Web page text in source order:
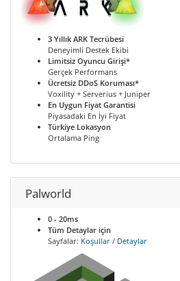
3 Yıllık ARK Tecrübesi
Deneyimli Destek Ekibi
Limitsiz Oyuncu Girişi*
Gerçek Performans
Ücretsiz DDoS Koruması*
Voxility + Serverius + Juniper
En Uygun Fiyat Garantisi
Piyasadaki En İyi Fiyat
Türkiye Lokasyon
Ortalama Ping
Palworld
0 - 20ms
Tüm Detaylar için
Sayfalar: Koşullar / Detaylar